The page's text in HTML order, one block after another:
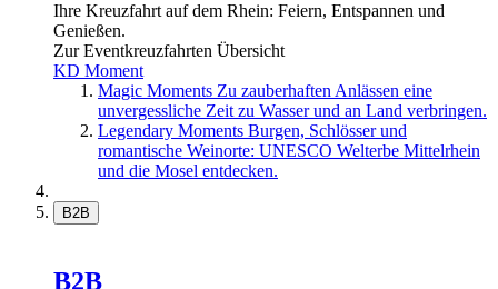
Ihre Kreuzfahrt auf dem Rhein: Feiern, Entspannen und
Genießen.
Zur Eventkreuzfahrten Übersicht
KD Moment
Magic Moments Zu zauberhaften Anlässen eine
unvergessliche Zeit zu Wasser und an Land verbringen.
Legendary Moments Burgen, Schlösser und
romantische Weinorte: UNESCO Welterbe Mittelrhein
und die Mosel entdecken.
B2B
B2B